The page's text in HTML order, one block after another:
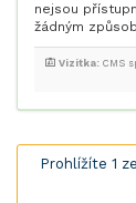
nejsou
žádným
Vizitka: CMS
Prohlížíte 1